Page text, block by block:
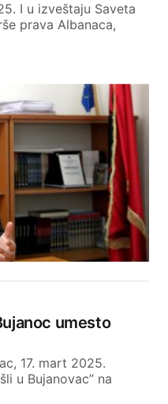
I u izveštaju Saveta
prava Albanaca,
umesto
17. mart 2025.
u Bujanovac” na